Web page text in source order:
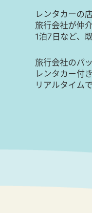
レンタカーの
旅行会社が仲
1泊7日など、
旅行会社のパ
レンタカー付
リアルタイム